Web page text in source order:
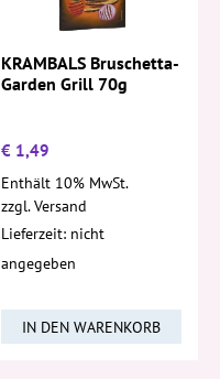
KRAMBALS Bruschetta-
Garden Grill 70g
€ 1,49
Enthält 10% MwSt.
zzgl.Versand
Lieferzeit: nicht
angegeben
IN DEN WARENKORB